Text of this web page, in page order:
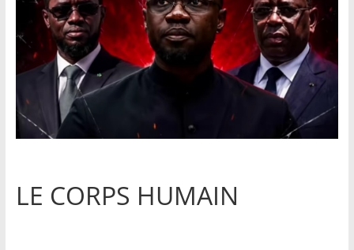
LE CORPS HUMAIN